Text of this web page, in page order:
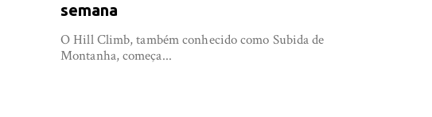
semana
O Hill Climb, também conhecido como Subida de
Montanha, começa...